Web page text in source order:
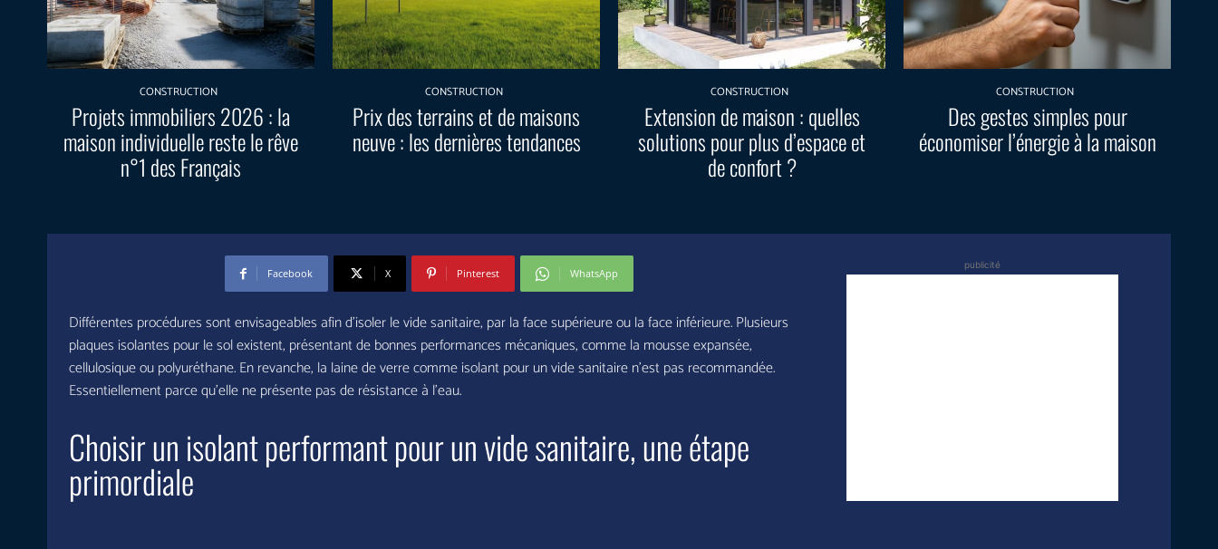
CONSTRUCTION
Projets immobiliers 2026 : la
maison individuelle reste le rêve
n°1 des Français
CONSTRUCTION
Prix des terrains et de maisons
neuve : les dernières tendances
CONSTRUCTION
Extension de maison : quelles
solutions pour plus d’espace et
de confort ?
CONSTRUCTION
Des gestes simples pour
économiser l’énergie à la maison
Facebook X Pinterest WhatsApp
Différentes procédures sont envisageables afin d’isoler le vide sanitaire, par la face supérieure ou la face inférieure. Plusieurs
plaques isolantes pour le sol existent, présentant de bonnes performances mécaniques, comme la mousse expansée,
cellulosique ou polyuréthane. En revanche, la laine de verre comme isolant pour un vide sanitaire n’est pas recommandée.
Essentiellement parce qu’elle ne présente pas de résistance à l’eau.
Choisir un isolant performant pour un vide sanitaire, une étape
primordiale
publicité